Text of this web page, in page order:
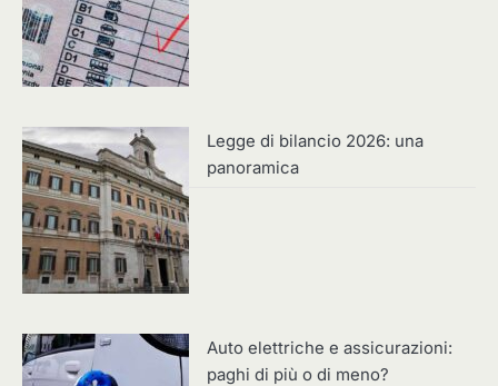
Legge di bilancio 2026: una
panoramica
Auto elettriche e assicurazioni:
paghi di più o di meno?